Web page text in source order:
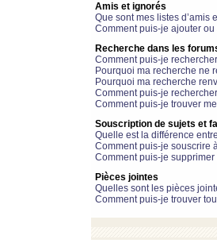
Amis et ignorés
Que sont mes listes d’amis
Comment puis-je ajouter ou
Recherche dans les
Comment puis-je
Pourquoi ma recherche ne
Pourquoi ma recherche
Comment puis-je
Comment puis-je trouver
Souscription de sujets et
Quelle est la différence
Comment puis-je souscrire
Comment puis-je
Pièces jointes
Quelles sont les pièces
Comment puis-je trouver